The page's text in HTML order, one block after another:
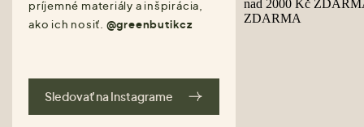
príjemné materiály a inšpirácia,
ako ich nosiť. @greenbutikcz
Sledovať na Instagrame